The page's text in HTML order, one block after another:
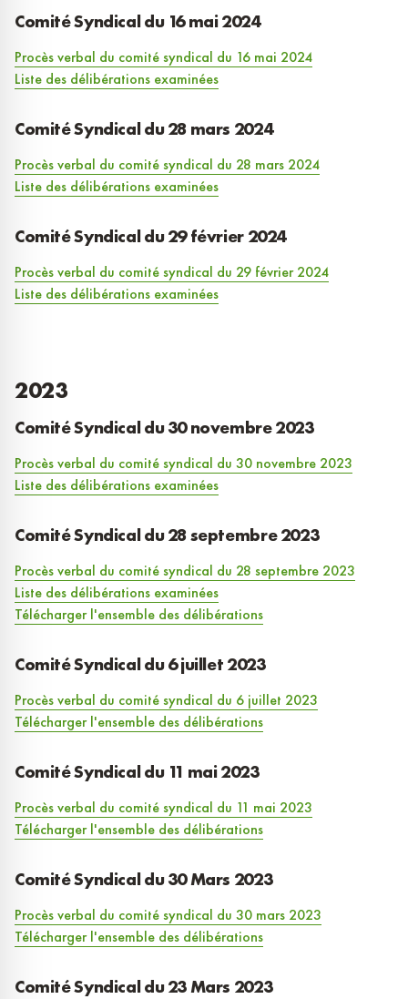
Comité Syndical du 16 mai 2024
Procès verbal du comité syndical du 16 mai 2024
Liste des délibérations examinées
Comité Syndical du 28 mars 2024
Procès verbal du comité syndical du 28 mars 2024
Liste des délibérations examinées
Comité Syndical du 29 février 2024
Procès verbal du comité syndical du 29 février 2024
Liste des délibérations examinées
2023
Comité Syndical du 30 novembre 2023
Procès verbal du comité syndical du 30 novembre 2023
Liste des délibérations examinées
Comité Syndical du 28 septembre 2023
Procès verbal du comité syndical du 28 septembre 2023
Liste des délibérations examinées
Télécharger l'ensemble des délibérations
Comité Syndical du 6 juillet 2023
Procès verbal du comité syndical du 6 juillet 2023
Télécharger l'ensemble des délibérations
Comité Syndical du 11 mai 2023
Procès verbal du comité syndical du 11 mai 2023
Télécharger l'ensemble des délibérations
Comité Syndical du 30 Mars 2023
Procès verbal du comité syndical du 30 mars 2023
Télécharger l'ensemble des délibérations
Comité Syndical du 23 Mars 2023